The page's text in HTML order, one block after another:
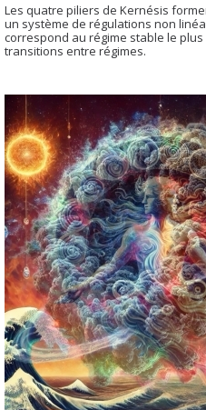
Les quatre piliers de Kernésis
un système de régulations non
correspond au régime stable le
transitions entre régimes.